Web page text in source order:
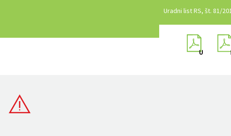
Uradni list RS, št. 81/